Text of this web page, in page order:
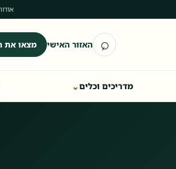
⌕ פתיחת חיפוש
האזור האישי מצאו את
מדריכים וכלים⌄